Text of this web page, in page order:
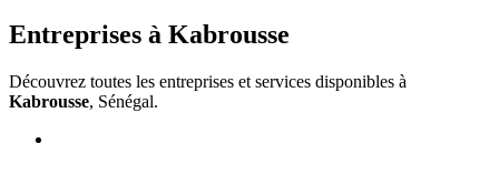
Entreprises à Kabrousse
Découvrez toutes les entreprises et services disponibles à
Kabrousse, Sénégal.